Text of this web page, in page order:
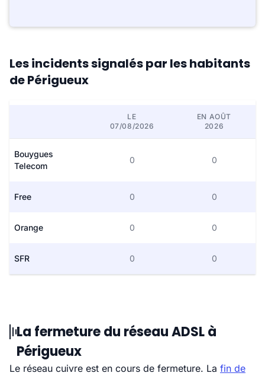
Les incidents signalés par les habitants
de Périgueux
LE
07/08/2026
EN AOÛT
2026
Bouygues
Telecom
0 0
Free 0 0
Orange 0 0
SFR 0 0
La fermeture du réseau ADSL à
Périgueux
Le réseau cuivre est en cours de fermeture. La fin de